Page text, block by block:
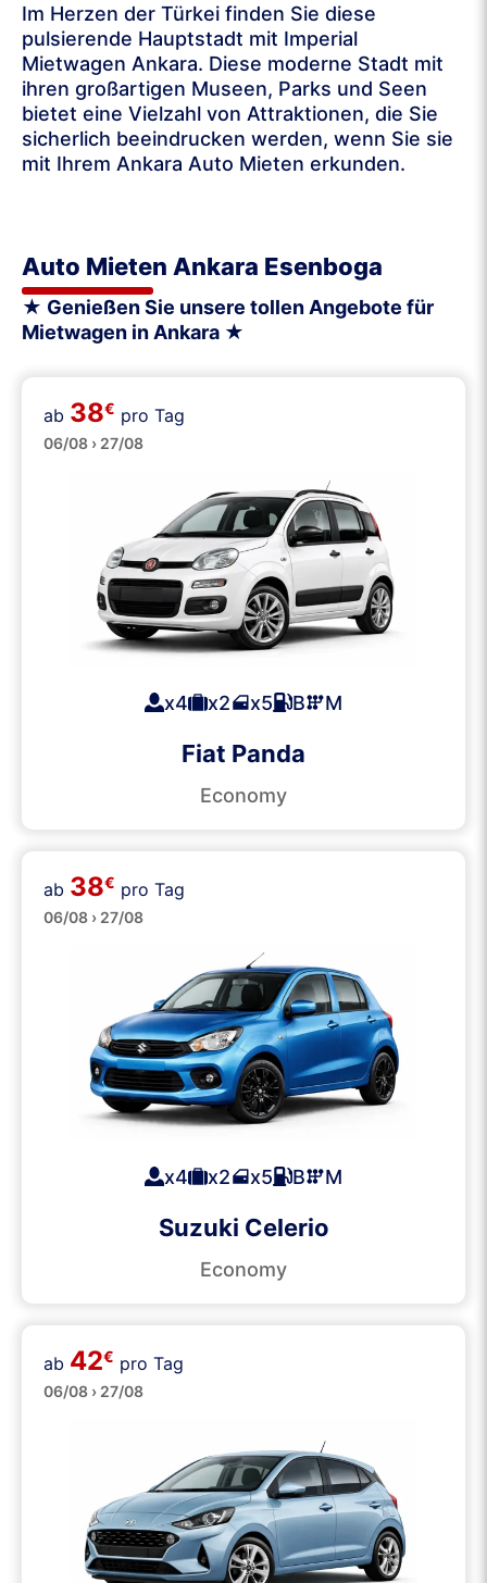
Im Herzen der Türkei finden Sie diese
pulsierende Hauptstadt mit Imperial
Mietwagen Ankara. Diese moderne Stadt mit
ihren großartigen Museen, Parks und Seen
bietet eine Vielzahl von Attraktionen, die Sie
sicherlich beeindrucken werden, wenn Sie sie
mit Ihrem Ankara Auto Mieten erkunden.
Auto Mieten Ankara Esenboga
★ Genießen Sie unsere tollen Angebote für
Mietwagen in Ankara ★
Klein
ab 38€ pro Tag
06/08 › 27/08
x4 x2 x5 B M
Fiat Panda
Economy
Klein
ab 38€ pro Tag
06/08 › 27/08
x4 x2 x5 B M
Suzuki Celerio
Economy
Klein
ab 42€ pro Tag
06/08 › 27/08